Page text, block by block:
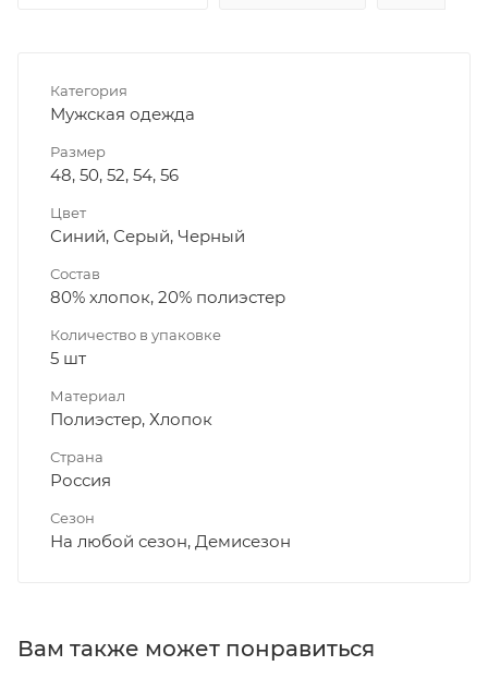
Категория
Мужская одежда
Размер
48, 50, 52, 54, 56
Цвет
Синий, Серый, Черный
Состав
80% хлопок, 20% полиэстер
Количество в упаковке
5 шт
Материал
Полиэстер, Хлопок
Страна
Россия
Сезон
На любой сезон, Демисезон
Вам также может понравиться